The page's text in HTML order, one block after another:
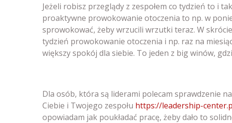
Jeżeli robisz przeglądy z zespołem co tydzień to i
proaktywne prowokowanie otoczenia to np. w
sprowokować, żeby wrzucili wrzutki teraz. W
tydzień prowokowanie otoczenia i np. raz na
większy spokój dla siebie. To jeden z big winów,
Dla osób, która są liderami polecam sprawdzenie
Ciebie i Twojego zespołu https://leadership-
opowiadam jak poukładać pracę, żeby dało to